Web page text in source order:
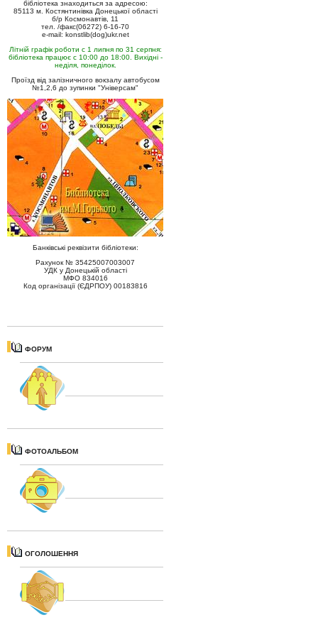
бібліотека знаходиться за адресою:
85113 м. Костянтинівка Донецької області
б/р Космонавтів, 11
тел. /факс(06272) 6-16-70
e-mail: konstlib(dog)ukr.net
Літній графік роботи с 1 липня по 31 серпня:
бібліотека працює с 10:00 до 18:00. Вихідні -
неділя, понеділок.
Проїзд від залізничного вокзалу автобусом
№1,2,6 до зупинки "Універсам"
Банківські реквізити бібліотеки:
Рахунок № 35425007003007
УДК у Донецькій області
МФО 834016
Код організації (ЄДРПОУ) 00183816
ФОРУМ
ФОТОАЛЬБОМ
ОГОЛОШЕННЯ